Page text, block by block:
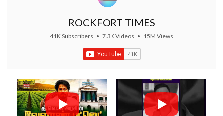
ROCKFORT TIMES
41K Subscribers • 7.3K Videos • 15M Views